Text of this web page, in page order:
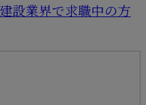
設業界で求職中の方